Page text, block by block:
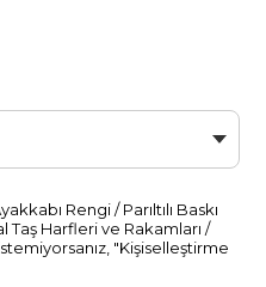
Rengi / Parıltılı Baskı
Taş Harfleri ve Rakamları /
"Kişiselleştirme